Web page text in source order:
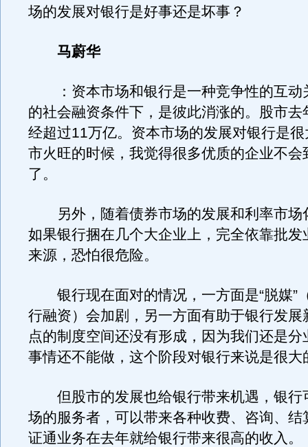
场的发展对银行是好事还是坏事？
马蔚华
：资本市场和银行是一种竞争性的互动
的社会融资条件下，是彼此消涨的。股市去
经超过11万亿。资本市场的发展对银行是
市火旺的时候，我觉得很多优质的企业不会
了。
另外，随着债券市场的发展和利率市场
如果银行捆在几个大企业上，完全依靠批发
来源，恐怕很危险。
银行现在面对的情况，一方面是“脱媒”
行融资）会加剧，另一方面有助于银行发展
点的制度空间还没有形成，因为我们还是分
事情还不能做，这个阶段对银行来说是很大
但股市的发展也给银行带来机遇，银行
场的服务者，可以带来各种收费、咨询、结
证通业务在去年就给银行带来很高的收入。